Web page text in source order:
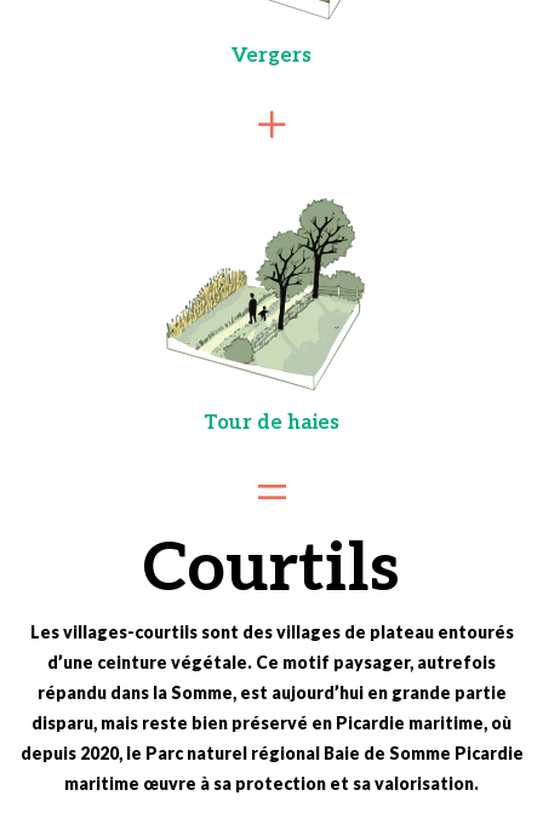
Vergers
Tour de haies
Courtils
Les villages-courtils sont des villages de plateau entourés
d’une ceinture végétale. Ce motif paysager, autrefois
répandu dans la Somme, est aujourd’hui en grande partie
disparu, mais reste bien préservé en Picardie maritime, où
depuis 2020, le Parc naturel régional Baie de Somme Picardie
maritime œuvre à sa protection et sa valorisation.